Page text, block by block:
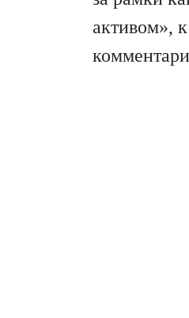
активом»,